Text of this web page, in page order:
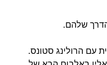
שלהם.